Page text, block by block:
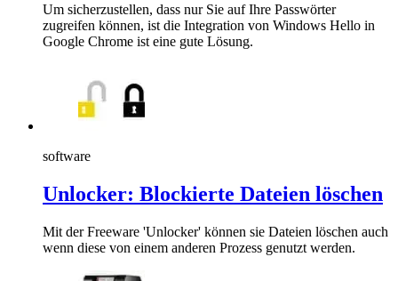
Um sicherzustellen, dass nur Sie auf Ihre Passwörter
zugreifen können, ist die Integration von Windows Hello in
Google Chrome ist eine gute Lösung.
software
Unlocker: Blockierte Dateien löschen
Mit der Freeware 'Unlocker' können sie Dateien löschen auch
wenn diese von einem anderen Prozess genutzt werden.